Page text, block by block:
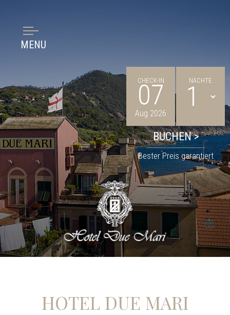
MENU
CHECK-IN
07
Aug 2026
NÄCHTE
Bester Preis garantiert
HOTEL DUE MARI